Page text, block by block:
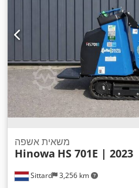
Sittard 3,256 km
משאית אשפה
Hinowa HS 701E | 2023